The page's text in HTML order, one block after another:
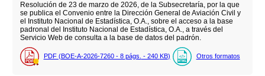
Resolución de 23 de marzo de 2026, de la Subsecretaría, por la que
se publica el Convenio entre la Dirección General de Aviación Civil y
el Instituto Nacional de Estadística, O.A., sobre el acceso a la base
padronal del Instituto Nacional de Estadística, O.A., a través del
Servicio Web de consulta a la base de datos del padrón.
PDF (BOE-A-2026-7260 - 8 págs. - 240 KB) Otros formatos